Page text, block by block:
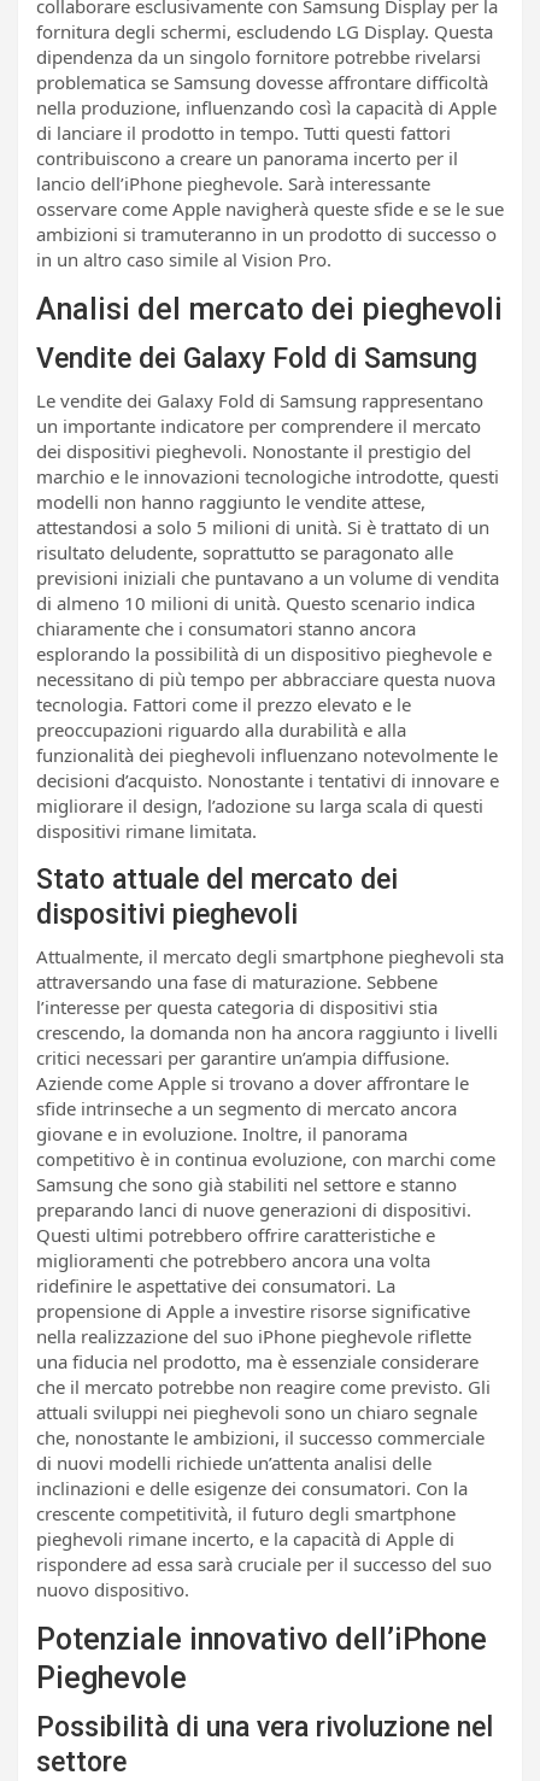
collaborare esclusivamente con Samsung Display per la
fornitura degli schermi, escludendo LG Display. Questa
dipendenza da un singolo fornitore potrebbe rivelarsi
problematica se Samsung dovesse affrontare difficoltà
nella produzione, influenzando così la capacità di Apple
di lanciare il prodotto in tempo. Tutti questi fattori
contribuiscono a creare un panorama incerto per il
lancio dell’iPhone pieghevole. Sarà interessante
osservare come Apple navigherà queste sfide e se le sue
ambizioni si tramuteranno in un prodotto di successo o
in un altro caso simile al Vision Pro.
Analisi del mercato dei pieghevoli
Vendite dei Galaxy Fold di Samsung
Le vendite dei Galaxy Fold di Samsung rappresentano
un importante indicatore per comprendere il mercato
dei dispositivi pieghevoli. Nonostante il prestigio del
marchio e le innovazioni tecnologiche introdotte, questi
modelli non hanno raggiunto le vendite attese,
attestandosi a solo 5 milioni di unità. Si è trattato di un
risultato deludente, soprattutto se paragonato alle
previsioni iniziali che puntavano a un volume di vendita
di almeno 10 milioni di unità. Questo scenario indica
chiaramente che i consumatori stanno ancora
esplorando la possibilità di un dispositivo pieghevole e
necessitano di più tempo per abbracciare questa nuova
tecnologia. Fattori come il prezzo elevato e le
preoccupazioni riguardo alla durabilità e alla
funzionalità dei pieghevoli influenzano notevolmente le
decisioni d’acquisto. Nonostante i tentativi di innovare e
migliorare il design, l’adozione su larga scala di questi
dispositivi rimane limitata.
Stato attuale del mercato dei
dispositivi pieghevoli
Attualmente, il mercato degli smartphone pieghevoli sta
attraversando una fase di maturazione. Sebbene
l’interesse per questa categoria di dispositivi stia
crescendo, la domanda non ha ancora raggiunto i livelli
critici necessari per garantire un’ampia diffusione.
Aziende come Apple si trovano a dover affrontare le
sfide intrinseche a un segmento di mercato ancora
giovane e in evoluzione. Inoltre, il panorama
competitivo è in continua evoluzione, con marchi come
Samsung che sono già stabiliti nel settore e stanno
preparando lanci di nuove generazioni di dispositivi.
Questi ultimi potrebbero offrire caratteristiche e
miglioramenti che potrebbero ancora una volta
ridefinire le aspettative dei consumatori. La
propensione di Apple a investire risorse significative
nella realizzazione del suo iPhone pieghevole riflette
una fiducia nel prodotto, ma è essenziale considerare
che il mercato potrebbe non reagire come previsto. Gli
attuali sviluppi nei pieghevoli sono un chiaro segnale
che, nonostante le ambizioni, il successo commerciale
di nuovi modelli richiede un’attenta analisi delle
inclinazioni e delle esigenze dei consumatori. Con la
crescente competitività, il futuro degli smartphone
pieghevoli rimane incerto, e la capacità di Apple di
rispondere ad essa sarà cruciale per il successo del suo
nuovo dispositivo.
Potenziale innovativo dell’iPhone
Pieghevole
Possibilità di una vera rivoluzione nel
settore